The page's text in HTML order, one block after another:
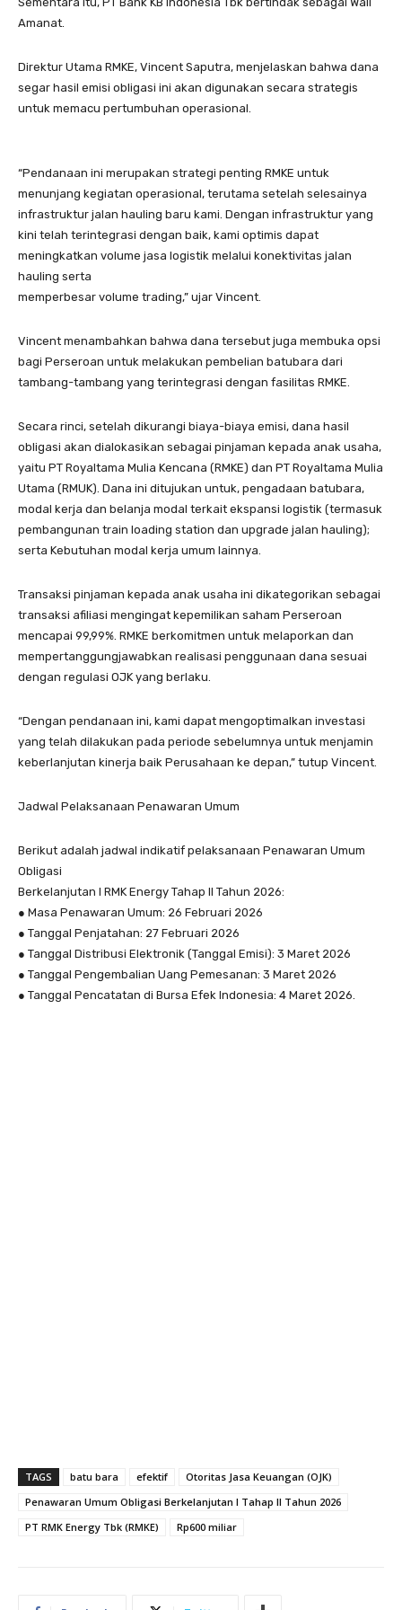
Amanat.
Direktur Utama RMKE, Vincent Saputra, menjelaskan bahwa dana
segar hasil emisi obligasi ini akan digunakan secara strategis
untuk memacu pertumbuhan operasional.
“Pendanaan ini merupakan strategi penting RMKE untuk
menunjang kegiatan operasional, terutama setelah selesainya
infrastruktur jalan hauling baru kami. Dengan infrastruktur yang
kini telah terintegrasi dengan baik, kami optimis dapat
meningkatkan volume jasa logistik melalui konektivitas jalan
hauling serta
memperbesar volume trading,” ujar Vincent.
Vincent menambahkan bahwa dana tersebut juga membuka opsi
bagi Perseroan untuk melakukan pembelian batubara dari
tambang-tambang yang terintegrasi dengan fasilitas RMKE.
Secara rinci, setelah dikurangi biaya-biaya emisi, dana hasil
obligasi akan dialokasikan sebagai pinjaman kepada anak usaha,
yaitu PT Royaltama Mulia Kencana (RMKE) dan PT Royaltama Mulia
Utama (RMUK). Dana ini ditujukan untuk, pengadaan batubara,
modal kerja dan belanja modal terkait ekspansi logistik (termasuk
pembangunan train loading station dan upgrade jalan hauling);
serta Kebutuhan modal kerja umum lainnya.
Transaksi pinjaman kepada anak usaha ini dikategorikan sebagai
transaksi afiliasi mengingat kepemilikan saham Perseroan
mencapai 99,99%. RMKE berkomitmen untuk melaporkan dan
mempertanggungjawabkan realisasi penggunaan dana sesuai
dengan regulasi OJK yang berlaku.
“Dengan pendanaan ini, kami dapat mengoptimalkan investasi
yang telah dilakukan pada periode sebelumnya untuk menjamin
keberlanjutan kinerja baik Perusahaan ke depan,” tutup Vincent.
Jadwal Pelaksanaan Penawaran Umum
Berikut adalah jadwal indikatif pelaksanaan Penawaran Umum
Obligasi
Berkelanjutan I RMK Energy Tahap II Tahun 2026:
● Masa Penawaran Umum: 26 Februari 2026
● Tanggal Penjatahan: 27 Februari 2026
● Tanggal Distribusi Elektronik (Tanggal Emisi): 3 Maret 2026
● Tanggal Pengembalian Uang Pemesanan: 3 Maret 2026
● Tanggal Pencatatan di Bursa Efek Indonesia: 4 Maret 2026.
TAGS batu bara efektif
Otoritas Jasa Keuangan (OJK)
Penawaran Umum Obligasi Berkelanjutan I Tahap II Tahun 2026
PT RMK Energy Tbk (RMKE)
Rp600 miliar